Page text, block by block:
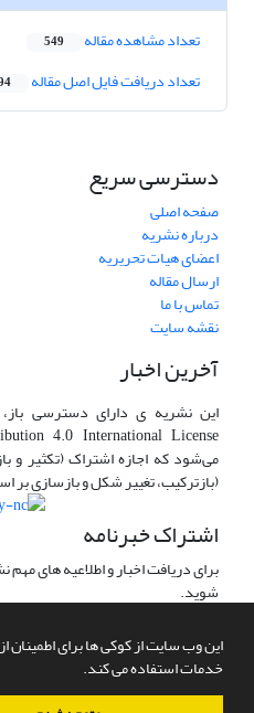
این وب سایت از کوکی ها برای اطمینان
خدمات استفاده می کند.
تعداد مشاهده مقاله 549
تعداد دریافت فایل اصل مقاله
دسترسی سریع
صفحه اصلی
درباره نشریه
اعضای هیات تحریریه
ارسال مقاله
تماس با ما
نقشه سایت
آخرین اخبار
این نشریه ی دارای دسترسی باز،
می‌شود که اجازه اشتراک (تکثیر و
(بازترکیب، تغییر شکل و بازسازی بر
اشتراک خبرنامه
برای دریافت اخبار و اطلاعیه های
شوید.